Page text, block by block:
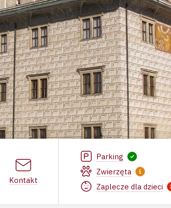
Kontakt
Parking
Zwierzęta
Zaplecze dla dzieci